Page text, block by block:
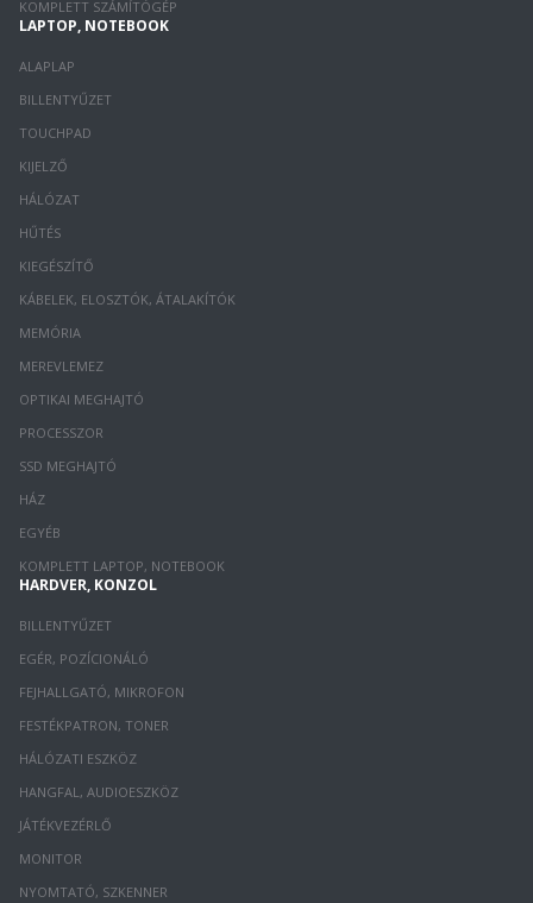
KOMPLETT SZÁMÍTÓGÉP
LAPTOP, NOTEBOOK
ALAPLAP
BILLENTYŰZET
TOUCHPAD
KIJELZŐ
HÁLÓZAT
HŰTÉS
KIEGÉSZÍTŐ
KÁBELEK, ELOSZTÓK, ÁTALAKÍTÓK
MEMÓRIA
MEREVLEMEZ
OPTIKAI MEGHAJTÓ
PROCESSZOR
SSD MEGHAJTÓ
HÁZ
EGYÉB
KOMPLETT LAPTOP, NOTEBOOK
HARDVER, KONZOL
BILLENTYŰZET
EGÉR, POZÍCIONÁLÓ
FEJHALLGATÓ, MIKROFON
FESTÉKPATRON, TONER
HÁLÓZATI ESZKÖZ
HANGFAL, AUDIOESZKÖZ
JÁTÉKVEZÉRLŐ
MONITOR
NYOMTATÓ, SZKENNER